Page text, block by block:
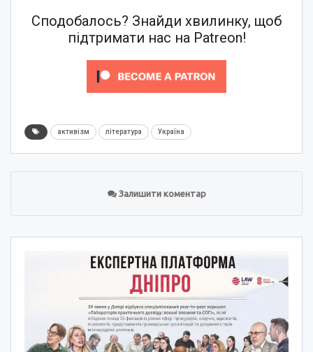
Сподобалось? Знайди хвилинку, щоб
підтримати нас на Patreon!
активізм література Україна
Залишити коментар